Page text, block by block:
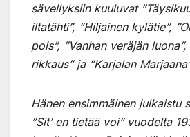
sävellyksiin kuuluvat
iltatähti”, ”Hiljainen kylätie”,
pois”, ”Vanhan veräjän
rikkaus” ja ”Karjalan
Hänen ensimmäinen julkaistu
”Sit’ en tietää voi” vuodelta